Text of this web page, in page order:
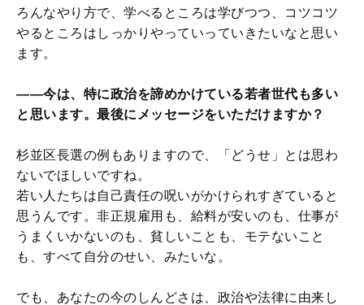
ろんなやり方で、学べるところは学びつつ、コツコツ
やるところはしっかりやっていっていきたいなと思い
ます。
――今は、特に政治を諦めかけている若者世代も多い
と思います。最後にメッセージをいただけますか？
杉並区長選の例もありますので、「どうせ」とは思わ
ないでほしいですね。
若い人たちは自己責任の呪いがかけられすぎていると
思うんです。非正規雇用も、給料が安いのも、仕事が
うまくいかないのも、貧しいことも、モテないこと
も、すべて自分のせい、みたいな。
でも、あなたの今のしんどさは、政治や法律に由来し